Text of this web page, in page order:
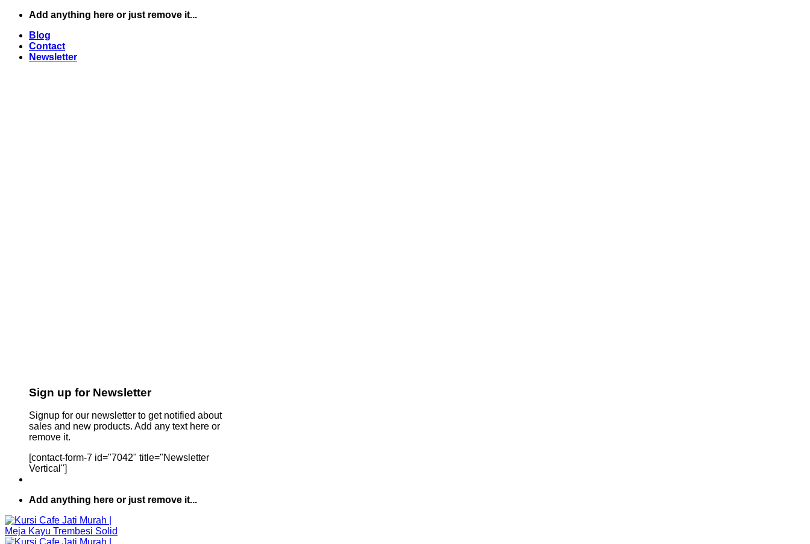
Skip
content
Add anything here or just remove it...
Blog
Contact
Newsletter
Sign up for Newsletter
Signup for our newsletter to get notified about
sales and new products. Add any text here or
remove it.
[contact-form-7 id="7042" title="Newsletter
Vertical"]
Add anything here or just remove it...